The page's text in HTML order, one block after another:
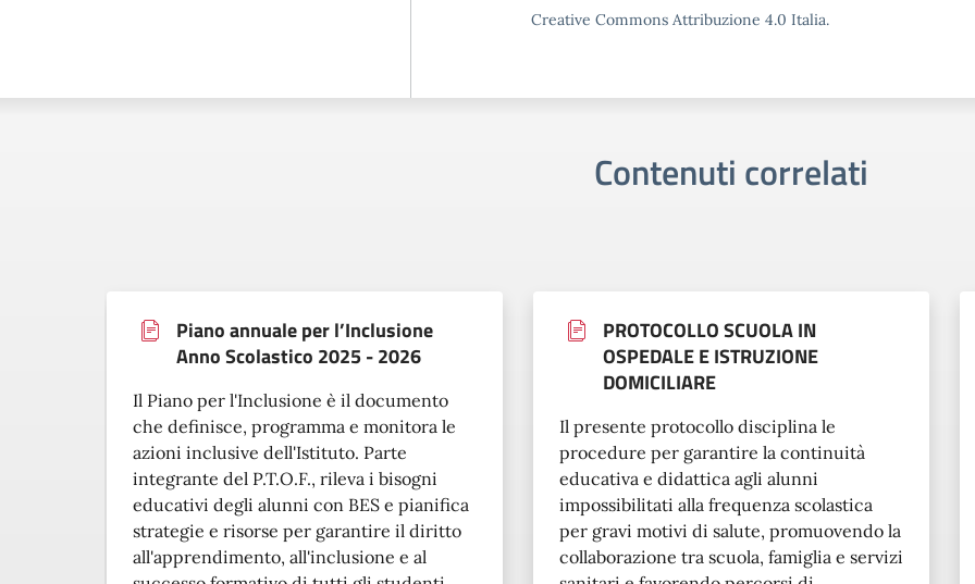
Creative Commons Attribuzione 4.0 Italia.
Contenuti correlati
Piano annuale per l’Inclusione
Anno Scolastico 2025 - 2026
Il Piano per l'Inclusione è il documento
che definisce, programma e monitora le
azioni inclusive dell'Istituto. Parte
integrante del P.T.O.F., rileva i bisogni
educativi degli alunni con BES e pianifica
strategie e risorse per garantire il diritto
all'apprendimento, all'inclusione e al
PROTOCOLLO SCUOLA IN
OSPEDALE E ISTRUZIONE
DOMICILIARE
Il presente protocollo disciplina le
procedure per garantire la continuità
educativa e didattica agli alunni
impossibilitati alla frequenza scolastica
per gravi motivi di salute, promuovendo la
collaborazione tra scuola, famiglia e servizi